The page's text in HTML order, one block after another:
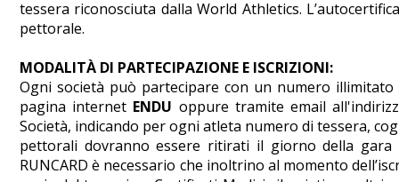
tessera riconosciuta dalla World Athletics.
pettorale.
MODALITÀ DI PARTECIPAZIONE E ISCRIZIONI:
Ogni società può partecipare con un numero
pagina internet ENDU oppure tramite email
Società, indicando per ogni atleta numero di tessera,
pettorali dovranno essere ritirati il giorno della gara
RUNCARD è necessario che inoltrino al momento